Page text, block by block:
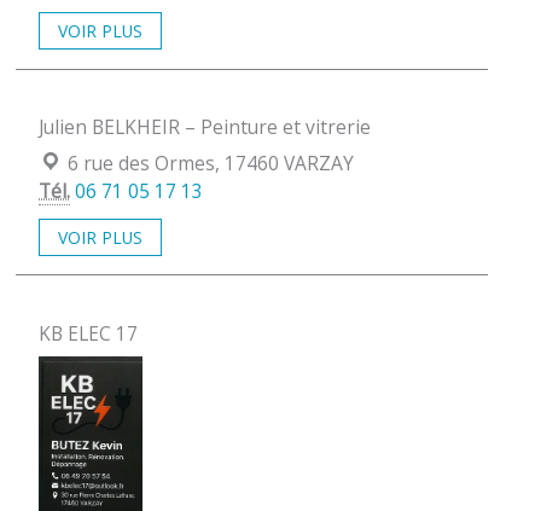
VOIR PLUS
Julien BELKHEIR – Peinture et vitrerie
Localisation :
6 rue des Ormes, 17460 VARZAY
Tél.06 71 05 17 13
VOIR PLUS
KB ELEC 17